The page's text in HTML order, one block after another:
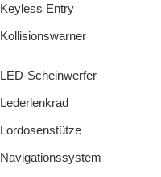
Keyless Entry
Kollisionswarner
LED-Scheinwerfer
Lederlenkrad
Lordosenstütze
Navigationssystem